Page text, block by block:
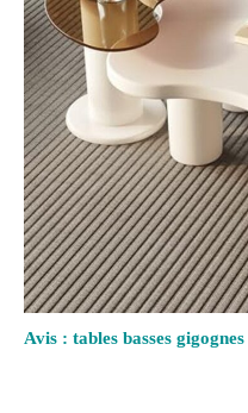
Avis : tables basses